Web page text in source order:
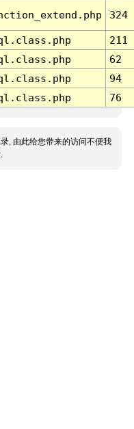
324
211
62
94
76
, 由此给您带来的访问不便我